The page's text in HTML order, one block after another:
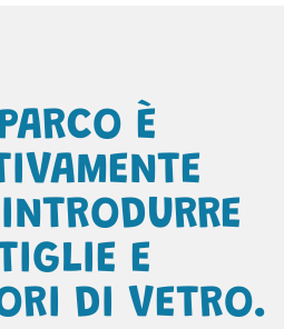
È
E
DI VETRO.